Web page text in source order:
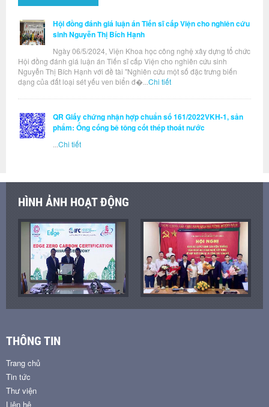
Hội đồng đánh giá luận án Tiến sĩ cấp Viện cho nghiên cứu
sinh Nguyễn Thị Bích Hạnh
Ngày 06/5/2024, Viện Khoa học công nghệ xây dựng tổ chức
Hội đồng đánh giá luận án Tiến sĩ cấp Viện cho nghiên cứu sinh
Nguyễn Thị Bích Hạnh với đề tài "Nghiên cứu một số đặc trưng biến
dạng của đất loại sét yếu ven biển đ�... Chi tiết
QR Giấy chứng nhận hợp chuẩn số 161/2022VKH-1, sản
phẩm: Ống cống bê tông cốt thép thoát nước
Chi tiết
HÌNH ẢNH HOẠT ĐỘNG
THÔNG TIN
Trang chủ
Tin tức
Thư viện
Liên hệ